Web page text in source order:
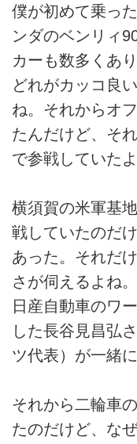
僕が初めて乗っ
ンダのベンリィ
カーも数多くあ
どれがカッコ良
ね。それからオ
たんだけど、そ
で参戦していたよ
横須賀の米軍基
戦していたのだ
あった。それだ
さが伺えるよね
日産自動車のワ
した長谷見昌弘
ツ代表）が一緒
それから二輪車
たのだけど、な